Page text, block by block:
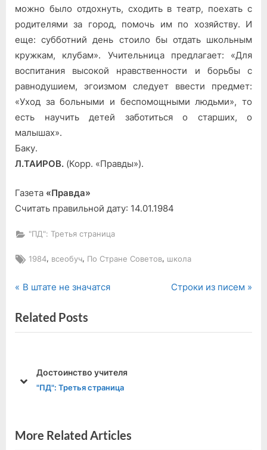
можно было отдохнуть, сходить в театр, поехать с
родителями за город, помочь им по хозяйству. И
еще: субботний день стоило бы отдать школьным
кружкам, клубам». Учительница предлагает: «Для
воспитания высокой нравственности и борьбы с
равнодушием, эгоизмом следует ввести предмет:
«Уход за больными и беспомощными людьми», то
есть научить детей заботиться о старших, о
малышах».
Баку.
Л.ТАИРОВ. (Корр. «Правды»).
Газета «Правда»
Считать правильной дату: 14.01.1984
"ПД": Третья страница
Tags:
1984, всеобуч, По Стране Советов, школа
Навигация
по
записям
P
e
v
u
s
В штате не значатся
N
t
Строки из писем
Related Posts
учителя
prev
next
More Related Articles